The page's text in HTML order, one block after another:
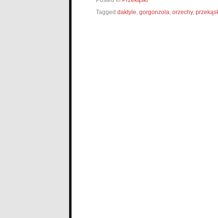
Tagged daktyle gorgonzola orzechy,